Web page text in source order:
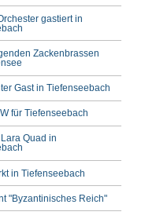
gastiert in
Zackenbrassen
Gast in Tiefenseebach
für Tiefenseebach
Quad in
in Tiefenseebach
"Byzantinisches Reich"